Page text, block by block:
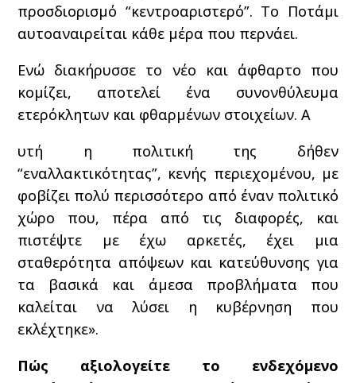
προσδιορισμό “κεντροαριστερό”. Το Ποτάμι
αυτοαναιρείται κάθε μέρα που περνάει.
Ενώ διακήρυσσε το νέο και άφθαρτο που
κομίζει, αποτελεί ένα συνονθύλευμα
ετερόκλητων και φθαρμένων στοιχείων. Α
υτή η πολιτική της δήθεν
“εναλλακτικότητας”, κενής περιεχομένου, με
φοβίζει πολύ περισσότερο από έναν πολιτικό
χώρο που, πέρα από τις διαφορές, και
πιστέψτε με έχω αρκετές, έχει μια
σταθερότητα απόψεων και κατεύθυνσης για
τα βασικά και άμεσα προβλήματα που
καλείται να λύσει η κυβέρνηση που
εκλέχτηκε».
Πώς αξιολογείτε το ενδεχόμενο